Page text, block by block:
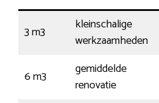
3 m3
kleinschalige
werkzaamheden
6 m3
gemiddelde
renovatie